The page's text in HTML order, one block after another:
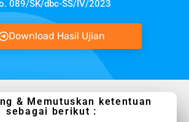
089/SK/dbc-SS/IV/2023
Download Hasil Ujian
& Memutuskan ketentuan
sebagai berikut :